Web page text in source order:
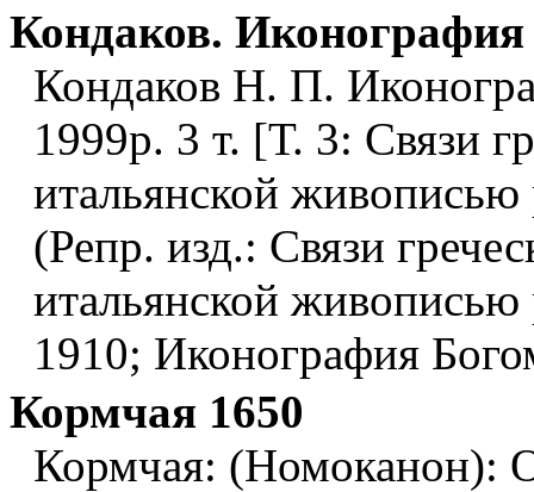
Кондаков. Иконография
Кондаков Н. П.
1999р. 3 т. [Т. 3: Связи
итальянской
(Репр. изд.: Связи
итальянской
1910; Иконография
Кормчая 1650
Кормчая: (Номоканон):